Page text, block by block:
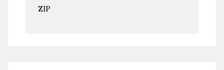
ZIP